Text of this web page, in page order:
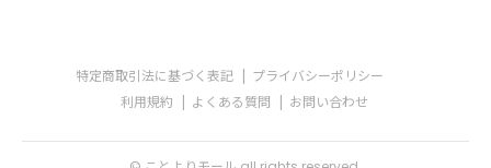
特定商取引法に基づく表記
プライバシーポリシー
利用規約
よくある質問 お問い合わせ